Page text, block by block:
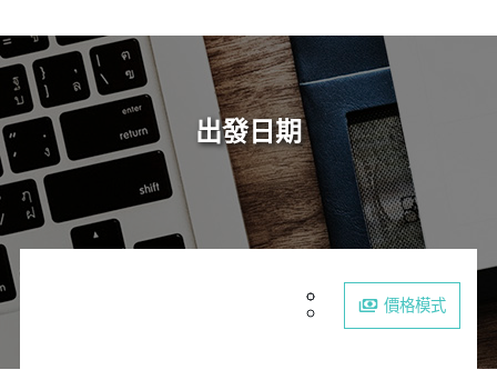
出發日期
價格模式